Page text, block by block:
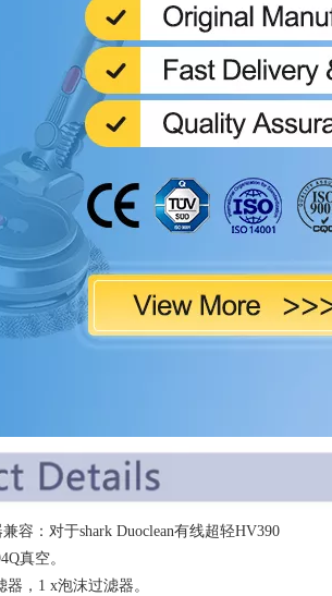
容：对于shark Duoclean有线超轻HV390
真空。
，1 x泡沫过滤器。